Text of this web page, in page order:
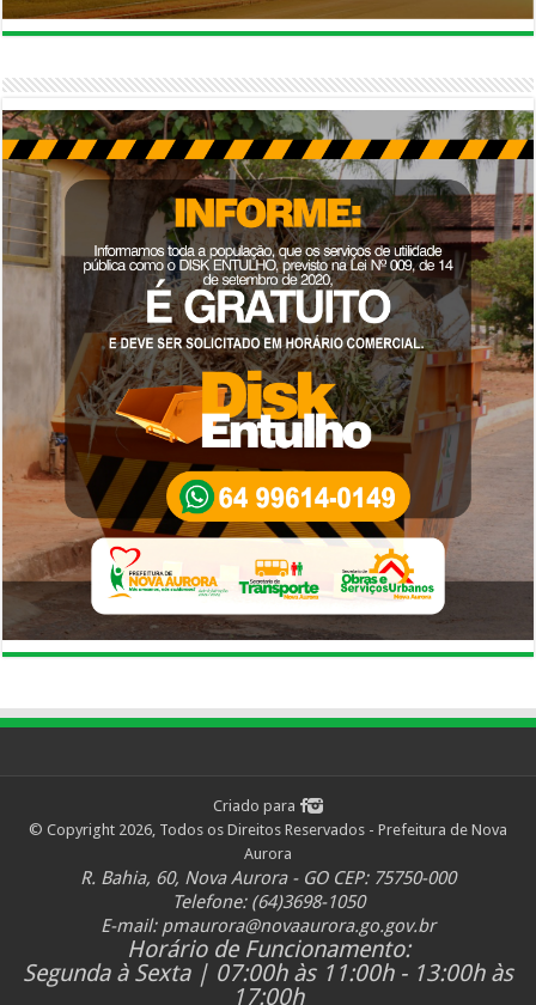
Criado para
© Copyright 2026, Todos os Direitos Reservados - Prefeitura de Nova
Aurora
R. Bahia, 60, Nova Aurora - GO CEP: 75750-000
Telefone: (64)3698-1050
E-mail: pmaurora@novaaurora.go.gov.br
Horário de Funcionamento:
Segunda à Sexta | 07:00h às 11:00h - 13:00h às
17:00h